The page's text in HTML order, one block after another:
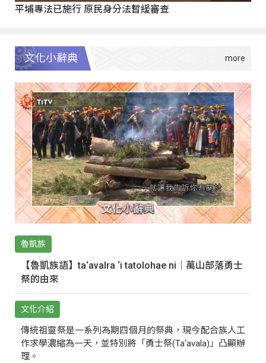
平埔專法已施行 原民身分法暫緩審查
文化小辭典
魯凱族
【魯凱族語】ta‘avalra ‘i tatolohae ni｜萬山部落勇士
祭的由來
文化介紹
傳統祖靈祭是一系列為期四個月的祭典，現今配合族人工
作求學濃縮為一天，並特別將「勇士祭(Ta‘avala)」凸顯辦
理。